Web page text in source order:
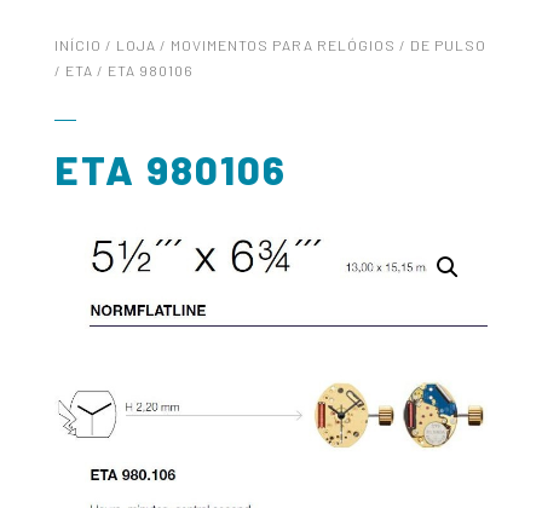
INÍCIO / LOJA / MOVIMENTOS PARA RELÓGIOS / DE PULSO
/ ETA / ETA 980106
ETA 980106